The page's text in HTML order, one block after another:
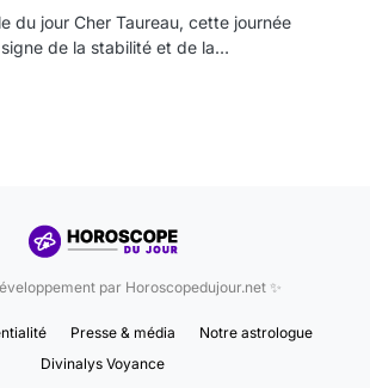
du jour Cher Taureau, cette journée
signe de la stabilité et de la…
par Horoscopedujour.net ✨
Presse & média
Notre astrologue
Divinalys Voyance